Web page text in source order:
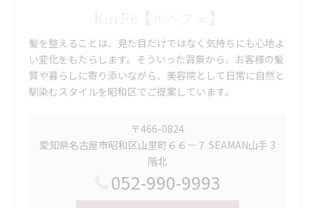
髪を整えることは、見た目だけではなく気持ちにも心地よ
い変化をもたらします。そういった背景から、お客様の髪
質や暮らしに寄り添いながら、美容院として日常に自然と
馴染むスタイルを昭和区でご提案しています。
〒466-0824
愛知県名古屋市昭和区山里町６６－７ SEAMAN山手 3
階北
052-990-9993